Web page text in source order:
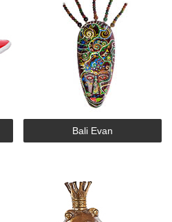
Bali Evan